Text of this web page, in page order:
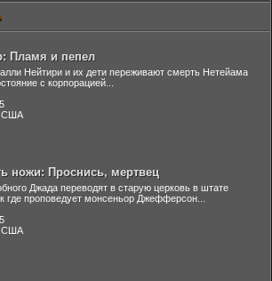
Пламя и пепел
Нейтири и их дети переживают смерть Нетейама
с корпорацией...
США
ножи: Проснись, мертвец
Джада переводят в старую церковь в штате
где проповедует монсеньор Джефферсон...
США